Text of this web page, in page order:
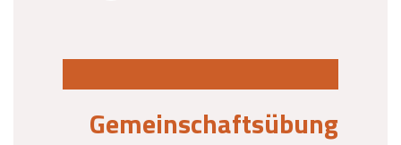
Gemeinschaftsübung